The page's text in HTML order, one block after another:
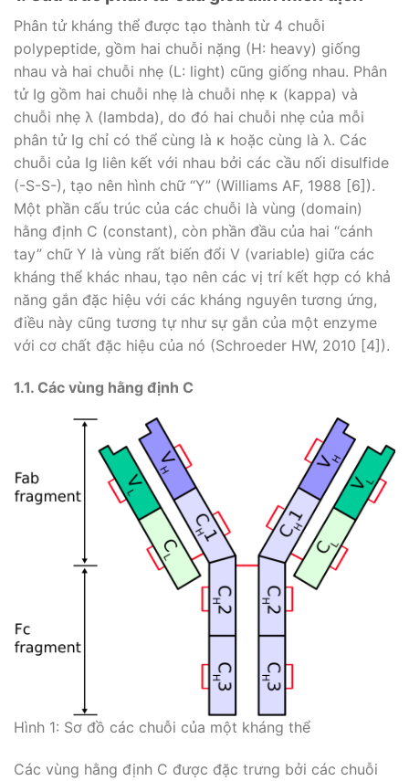
Phân tử kháng thể được tạo thành từ 4 chuỗi
polypeptide, gồm hai chuỗi nặng (H: heavy) giống
nhau và hai chuỗi nhẹ (L: light) cũng giống nhau. Phân
tử Ig gồm hai chuỗi nhẹ là chuỗi nhẹ κ (kappa) và
chuỗi nhẹ λ (lambda), do đó hai chuỗi nhẹ của mỗi
phân tử Ig chỉ có thể cùng là κ hoặc cùng là λ. Các
chuỗi của Ig liên kết với nhau bởi các cầu nối disulfide
(-S-S-), tạo nên hình chữ “Y” (Williams AF, 1988 [6]).
Một phần cấu trúc của các chuỗi là vùng (domain)
hằng định C (constant), còn phần đầu của hai “cánh
tay” chữ Y là vùng rất biến đổi V (variable) giữa các
kháng thể khác nhau, tạo nên các vị trí kết hợp có khả
năng gắn đặc hiệu với các kháng nguyên tương ứng,
điều này cũng tương tự như sự gắn của một enzyme
với cơ chất đặc hiệu của nó (Schroeder HW, 2010 [4]).
1.1. Các vùng hằng định C
Hình 1: Sơ đồ các chuỗi của một kháng thể
Các vùng hằng định C được đặc trưng bởi các chuỗi